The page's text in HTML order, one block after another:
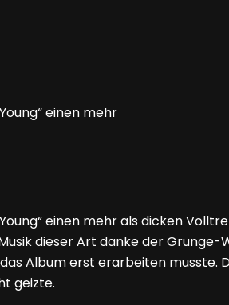
einen mehr
einen mehr als dicken
dieser Art danke der Grunge-
Album erst erarbeiten musste.
geizte.